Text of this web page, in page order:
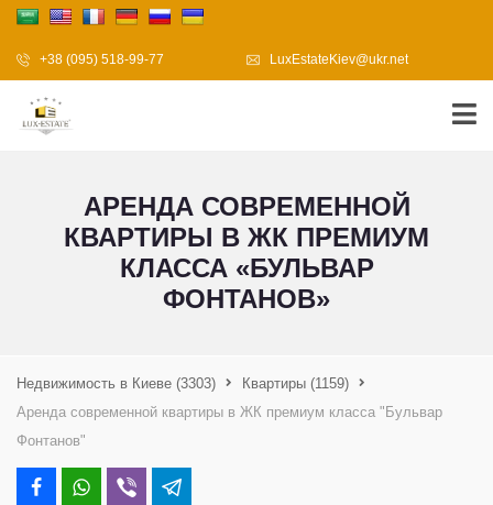
+38 (095) 518-99-77 LuxEstateKiev@ukr.net
АРЕНДА СОВРЕМЕННОЙ
КВАРТИРЫ В ЖК ПРЕМИУМ
КЛАССА «БУЛЬВАР
ФОНТАНОВ»
Недвижимость в Киеве (3303) Квартиры (1159)
Аренда современной квартиры в ЖК премиум класса "Бульвар
Фонтанов"